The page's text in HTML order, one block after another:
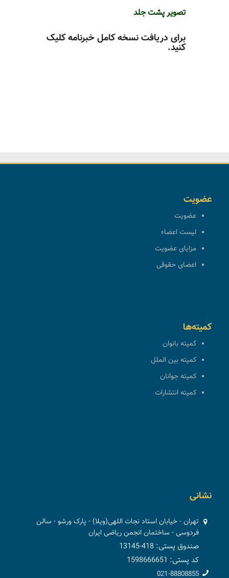
تصویر پشت جلد
برای دریافت نسخه کامل خبرنامه کلیک
کنید.
عضویت
عضویت
لیست اعضاء
مزایای عضویت
اعضای حقوقی
کمیته‌ها
کمیته بانوان
کمیته بین الملل
کمیته جوانان
کمیته انتشارات
نشانی
تهران - خیابان استاد نجات اللهی(ویلا) - پارک ورشو - سالن
فردوسی - ساختمان انجمن ریاضی ایران
صندوق پستی: 418-13145
کد پستی: 1598666651
021-88808855